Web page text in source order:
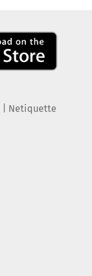
Netiquette